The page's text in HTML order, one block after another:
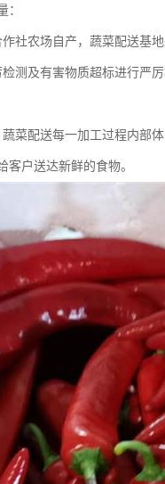
：
社农场自产，蔬菜配送基
测及有害物质超标进行严
菜配送每一加工过程内部
客户送达新鲜的食物。